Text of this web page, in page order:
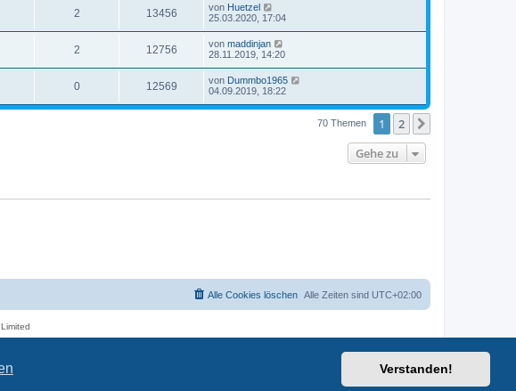
Verstanden!
2 13456 von Huetzel
25.03.2020, 17:04
2 12756 von maddinjan
28.11.2019, 14:20
0 12569 von Dummbo1965
04.09.2019, 18:22
70 Themen 1 2
Gehe zu
Alle Zeiten sind UTC+02:00
Alle Cookies löschen